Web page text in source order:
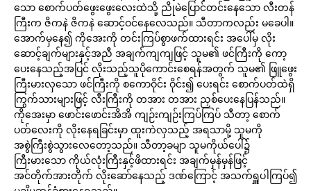
သော စောက်ပတ်ဖွေးဖွေးလေးထဲသို့ ညိုမဲပြောင်တင်းနေသော လီးတန်
ကြီးက ဇိကနဲ ဇိကနဲ ဆောင့်ဝင်နေလေသည်။ သီတာကလည်း မခေပါ။
အောက်မှနေ၍ ကိုအေးကို တင်းကြပ်စွာဖက်ထားရင်း အပေါ်မှ လိုး
ဆောင့်ချက်များနှင့်အညီ အချက်ကျကျဖြင့် သူမ၏ ဖင်ကြီးကို ကော့
ပေးနေသည့်အပြင် လိုးသည့်သူပိုကောင်းစေရန်အတွက် သူမ၏ ဖြူဖွေး
ကြီးမားလှသော ဖင်ကြီးကို စကောဝိုင်း ဝိုင်း၍ ပေးရင်း စောက်ပတ်ထဲရှိ
ကြွက်သားများဖြင့် လီးကြီးကို တအား တအား ညှစ်ပေးနေပြန်သည်။
ကိုအေးမှာ ဖောင်းဖောင်းအိအိ ကျဉ်းကျဉ်းကြပ်ကြပ် သီတာ့ စောက်
ပတ်လေးကို လိုးနေရခြင်းမှာ ထူးကဲလှသည့် အရသာမို့ သူမကို
အစွဲကြီးစွဲသွားလေတော့သည်။ သီတာ့ခမျာ သူမကိုယ်ပေါ်၌
ကြီးမားသော ကိုယ်လုံးကြီးနှင့်ဖိထားရင်း အချက်မှန်မှန်ဖြင့်
အင်တိုက်အားတိုက် လိုးဆော်နေသည့် ဒဏ်ကြောင့် အသက်ရှူပါကြပ်၍